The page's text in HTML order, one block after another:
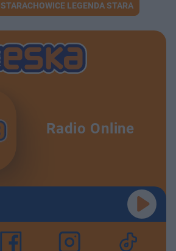
STARACHOWICE LEGENDA STARA
Radio Online